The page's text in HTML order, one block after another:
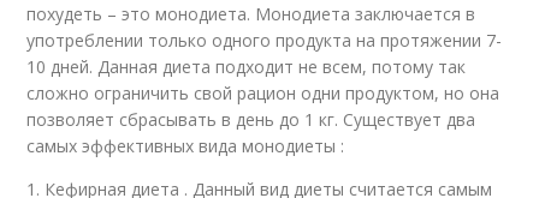
похудеть – это монодиета. Монодиета заключается в
употреблении только одного продукта на протяжении 7-
10 дней. Данная диета подходит не всем, потому так
сложно ограничить свой рацион одни продуктом, но она
позволяет сбрасывать в день до 1 кг. Существует два
самых эффективных вида монодиеты :
1. Кефирная диета . Данный вид диеты считается самым